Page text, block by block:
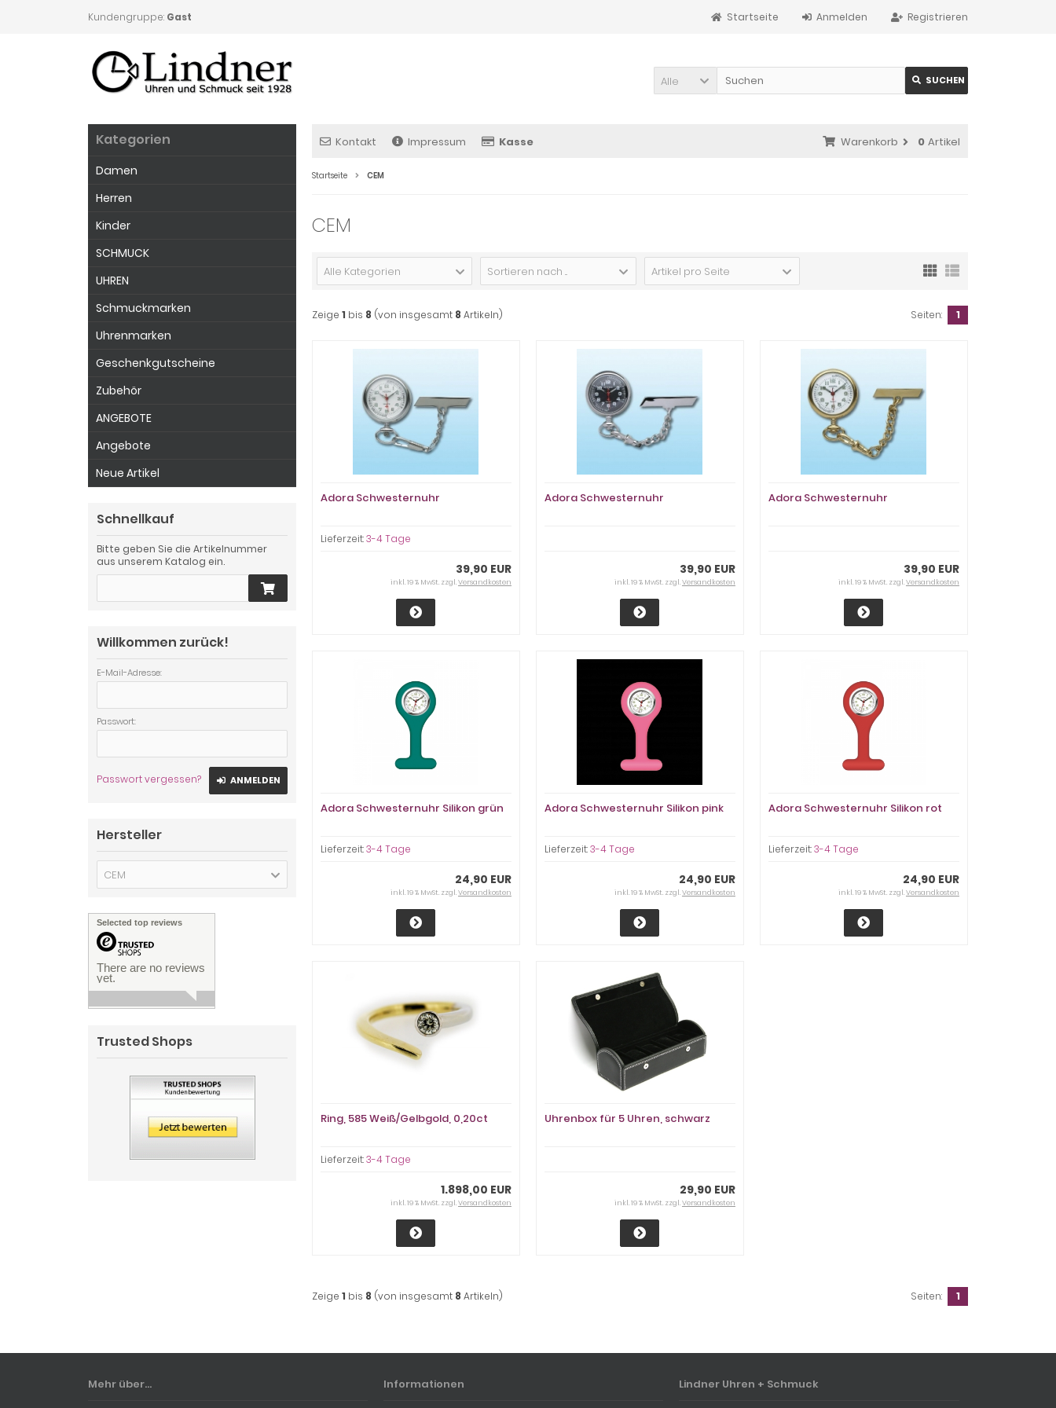
Kundengruppe: Gast Registrieren
Anmelden
Startseite
Alle SUCHEN
Kontakt Impressum Kasse Warenkorb 0 Artikel
Startseite CEM
CEM
Alle Kategorien Sortieren nach ... Artikel pro Seite
Zeige 1 bis 8 (von insgesamt 8 Artikeln) Seiten: 1
Adora Schwesternuhr
Lieferzeit:3-4 Tage
39,90 EUR
inkl. 19 % MwSt. zzgl.Versandkosten
Adora Schwesternuhr
39,90 EUR
inkl. 19 % MwSt. zzgl.Versandkosten
Adora Schwesternuhr
39,90 EUR
inkl. 19 % MwSt. zzgl.Versandkosten
Adora Schwesternuhr Silikon grün
Lieferzeit:3-4 Tage
24,90 EUR
inkl. 19 % MwSt. zzgl.Versandkosten
Adora Schwesternuhr Silikon pink
Lieferzeit:3-4 Tage
24,90 EUR
inkl. 19 % MwSt. zzgl.Versandkosten
Adora Schwesternuhr Silikon rot
Lieferzeit:3-4 Tage
24,90 EUR
inkl. 19 % MwSt. zzgl.Versandkosten
Ring, 585 Weiß/Gelbgold, 0,20ct
Lieferzeit:3-4 Tage
1.898,00 EUR
inkl. 19 % MwSt. zzgl.Versandkosten
Uhrenbox für 5 Uhren, schwarz
29,90 EUR
inkl. 19 % MwSt. zzgl.Versandkosten
Zeige 1 bis 8 (von insgesamt 8 Artikeln) Seiten: 1
Kategorien
Damen
Herren
Kinder
SCHMUCK
UHREN
Schmuckmarken
Uhrenmarken
Geschenkgutscheine
Zubehör
ANGEBOTE
Angebote
Neue Artikel
Schnellkauf
Bitte geben Sie die Artikelnummer
aus unserem Katalog ein.
Willkommen zurück!
E-Mail-Adresse:
Passwort:
Passwort vergessen? ANMELDEN
Hersteller
CEM
Selected top reviews
There are no reviews
yet.
Trusted Shops
Mehr über... Informationen Lindner Uhren + Schmuck